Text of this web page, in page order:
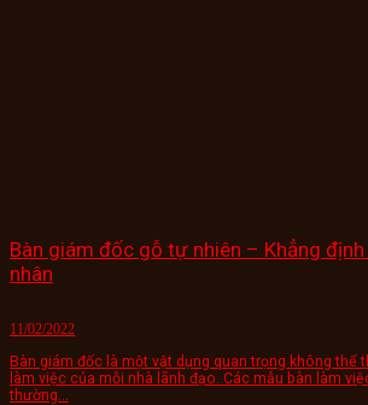
Bàn giám đốc gỗ tự nhiên – Khẳng
nhân
11/02/2022
Bàn giám đốc là một vật dụng quan trọng không thể
làm việc của mỗi nhà lãnh đạo. Các mẫu bàn làm
thường...